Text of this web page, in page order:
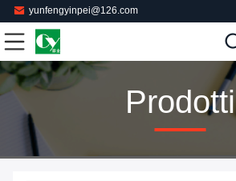
yunfengyinpei@126.com
Prodotti